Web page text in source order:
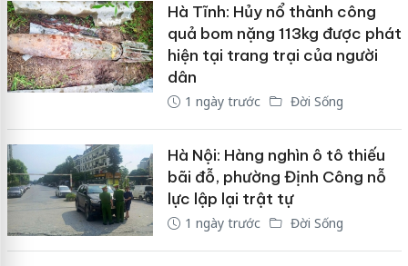
Hà Tĩnh: Hủy nổ thành công
quả bom nặng 113kg được phát
hiện tại trang trại của người
dân
1 ngày trước Đời Sống
Hà Nội: Hàng nghìn ô tô thiếu
bãi đỗ, phường Định Công nỗ
lực lập lại trật tự
1 ngày trước Đời Sống